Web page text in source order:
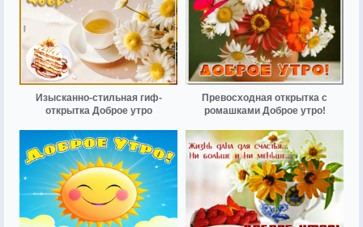
Изысканно-стильная гиф-
открытка Доброе утро
Превосходная открытка с
ромашками Доброе утро!